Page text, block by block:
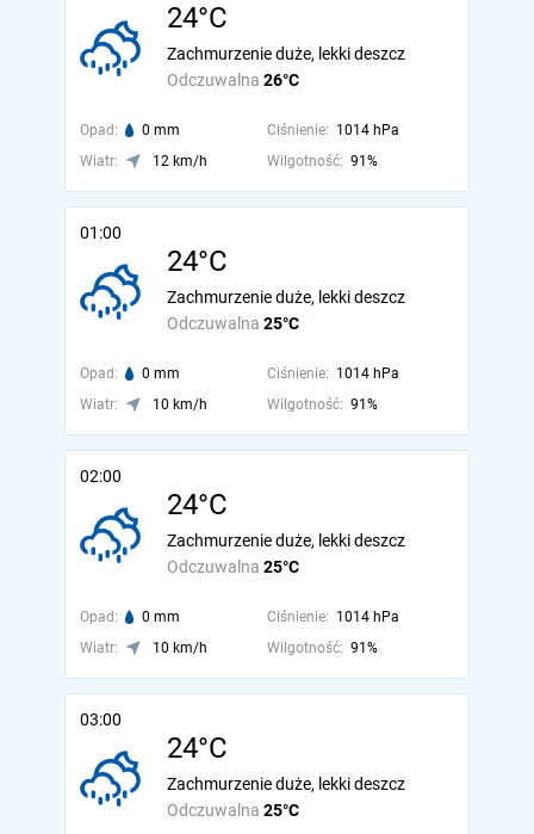
24°C
Odczuwalna 26°C
Zachmurzenie duże, lekki deszcz
Opad: 0 mm Ciśnienie: 1014 hPa
Wiatr:
12 km/h Wilgotność: 91%
01:00
24°C
Odczuwalna 25°C
Zachmurzenie duże, lekki deszcz
Opad: 0 mm Ciśnienie: 1014 hPa
Wiatr:
10 km/h Wilgotność: 91%
02:00
24°C
Odczuwalna 25°C
Zachmurzenie duże, lekki deszcz
Opad: 0 mm Ciśnienie: 1014 hPa
Wiatr:
10 km/h Wilgotność: 91%
03:00
24°C
Odczuwalna 25°C
Zachmurzenie duże, lekki deszcz